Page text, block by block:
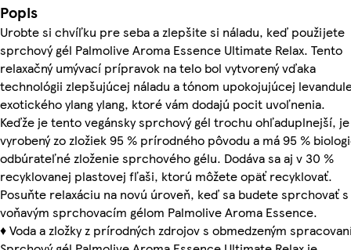
Popis
Urobte si chvíľku pre seba a zlepšite si náladu, keď použijete
sprchový gél Palmolive Aroma Essence Ultimate Relax. Tento
relaxačný umývací prípravok na telo bol vytvorený vďaka
technológii zlepšujúcej náladu a tónom upokojujúcej
exotického ylang ylang, ktoré vám dodajú pocit uvoľnenia.
Keďže je tento vegánsky sprchový gél trochu ohľaduplnejší, je
vyrobený zo zložiek 95 % prírodného pôvodu a má 95 %
odbúrateľné zloženie sprchového gélu. Dodáva sa aj v 30 %
recyklovanej plastovej fľaši, ktorú môžete opäť recyklovať.
Posuňte relaxáciu na novú úroveň, keď sa budete sprchovať s
voňavým sprchovacím gélom Palmolive Aroma Essence.
♦ Voda a zložky z prírodných zdrojov s obmedzeným